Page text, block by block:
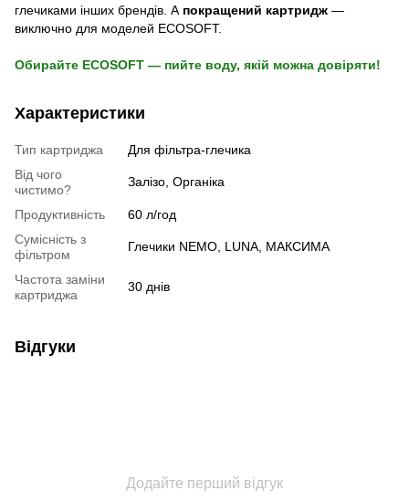
глечиками інших брендів. А покращений картридж —
виключно для моделей ECOSOFT.
Обирайте ECOSOFT — пийте воду, якій можна довіряти!
Характеристики
Тип картриджа
Для фільтра-глечика
Від чого
чистимо?
Залізо, Органіка
Продуктивність
60 л/год
Сумісність з
фільтром
Глечики NEMO, LUNA, МАКСИМА
Частота заміни
картриджа
30 днів
Відгуки
Додайте перший відгук